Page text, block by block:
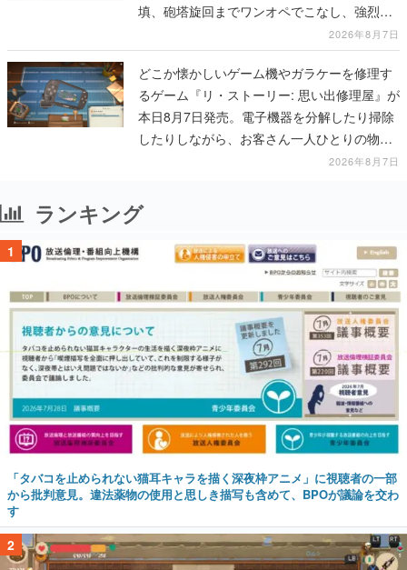
填、砲塔旋回までワンオペでこなし、強烈な
一撃をブチかませるロマンある作品2026年8月7日
どこか懐かしいゲーム機やガラケーを修理す
るゲーム『リ・ストーリー: 思い出修理屋』が
本日8月7日発売。電子機器を分解したり掃除
したりしながら、お客さん一人ひとりの物語
2026年8月7日
ランキング
1
「タバコを止められない猫耳キャラを描く深夜枠アニメ」に視聴者の一部
から批判意見。違法薬物の使用と思しき描写も含めて、BPOが議論を交わ
す
2